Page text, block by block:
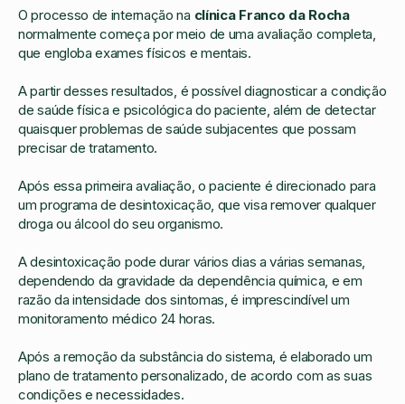
O processo de internação na clínica Franco da Rocha
normalmente começa por meio de uma avaliação completa,
que engloba exames físicos e mentais.
A partir desses resultados, é possível diagnosticar a condição
de saúde física e psicológica do paciente, além de detectar
quaisquer problemas de saúde subjacentes que possam
precisar de tratamento.
Após essa primeira avaliação, o paciente é direcionado para
um programa de desintoxicação, que visa remover qualquer
droga ou álcool do seu organismo.
A desintoxicação pode durar vários dias a várias semanas,
dependendo da gravidade da dependência química, e em
razão da intensidade dos sintomas, é imprescindível um
monitoramento médico 24 horas.
Após a remoção da substância do sistema, é elaborado um
plano de tratamento personalizado, de acordo com as suas
condições e necessidades.